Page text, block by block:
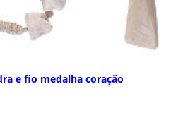
e fio medalha coração